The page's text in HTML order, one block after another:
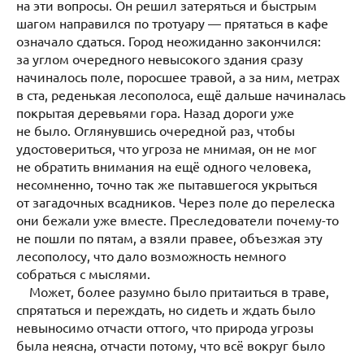
на эти вопросы. Он решил затеряться и быстрым
шагом направился по тротуару — прятаться в кафе
означало сдаться. Город неожиданно закончился:
за углом очередного невысокого здания сразу
начиналось поле, поросшее травой, а за ним, метрах
в ста, реденькая лесополоса, ещё дальше начиналась
покрытая деревьями гора. Назад дороги уже
не было. Оглянувшись очередной раз, чтобы
удостовериться, что угроза не мнимая, он не мог
не обратить внимания на ещё одного человека,
несомненно, точно так же пытавшегося укрыться
от загадочных всадников. Через поле до перелеска
они бежали уже вместе. Преследователи почему-то
не пошли по пятам, а взяли правее, объезжая эту
лесополосу, что дало возможность немного
собраться с мыслями.
Может, более разумно было притаиться в траве,
спрятаться и переждать, но сидеть и ждать было
невыносимо отчасти оттого, что природа угрозы
была неясна, отчасти потому, что всё вокруг было